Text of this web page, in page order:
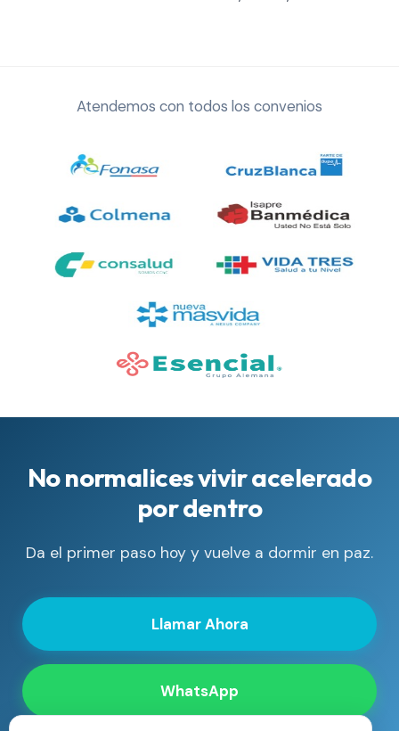
Atendemos con todos los convenios
No normalices vivir acelerado
por dentro
Da el primer paso hoy y vuelve a dormir en paz.
Llamar Ahora
WhatsApp